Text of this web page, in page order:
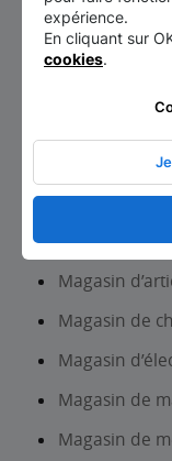
Institut de
Laboratoire d
Librairie,
Location
Lycée
technologique
Maçon
Magasin
Magasin de
Magasin
Magasin de
Magasin de
expérience.
En cliquant sur
cookies.